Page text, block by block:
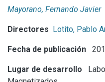
Mayorano, Fernando Javier
Directores Lotito, Pablo
Fecha de publicación
Lugar de desarrollo